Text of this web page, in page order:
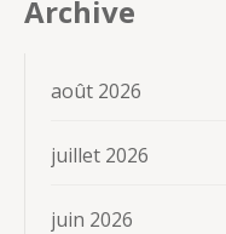
Archive
août 2026
juillet 2026
juin 2026